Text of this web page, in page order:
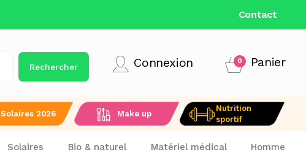
LIVRAISON GRATUITE
Contact
Rechercher Connexion Panier
0
Solaires 2026 Make up
Nutrition
sportif
Solaires Bio & naturel Matériel médical Homme